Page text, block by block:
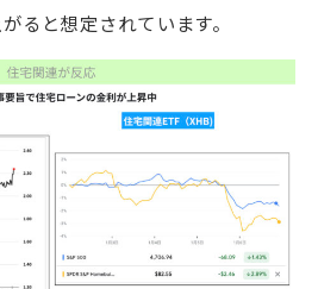
ると想定されています。